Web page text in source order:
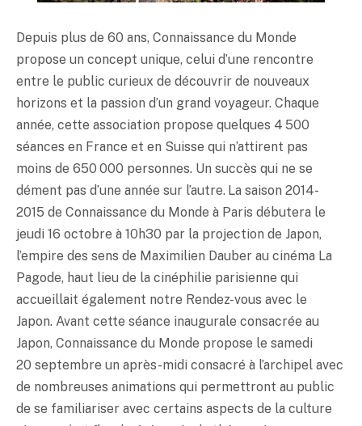
Depuis plus de 60 ans, Connaissance du Monde
propose un concept unique, celui d’une rencontre
entre le public curieux de découvrir de nouveaux
horizons et la passion d’un grand voyageur. Chaque
année, cette association propose quelques 4 500
séances en France et en Suisse qui n’attirent pas
moins de 650 000 personnes. Un succès qui ne se
dément pas d’une année sur l’autre. La saison 2014-
2015 de Connaissance du Monde à Paris débutera le
jeudi 16 octobre à 10h30 par la projection de Japon,
l’empire des sens de Maximilien Dauber au cinéma La
Pagode, haut lieu de la cinéphilie parisienne qui
accueillait également notre Rendez-vous avec le
Japon. Avant cette séance inaugurale consacrée au
Japon, Connaissance du Monde propose le samedi
20 septembre un après-midi consacré à l’archipel avec
de nombreuses animations qui permettront au public
de se familiariser avec certains aspects de la culture